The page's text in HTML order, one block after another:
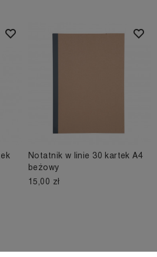
Notatnik w linie 30 kartek A4
beżowy
15,00 zł